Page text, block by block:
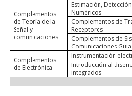
Complementos
de Teoría de la
Señal y
comunicaciones
Estimación,
Numéricos
Complementos de
Receptores
Complementos de
Comunicaciones
Complementos
de Electrónica
Instrumentación
Introducción al
integrados